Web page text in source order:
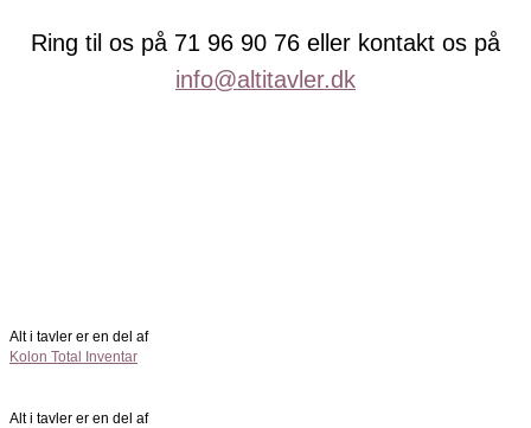
Ring til os på 71 96 90 76 eller kontakt os på
info@altitavler.dk
Alt i tavler er en del af
Kolon Total Inventar
Alt i tavler er en del af